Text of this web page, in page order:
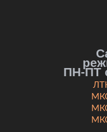
ПН-ПТ